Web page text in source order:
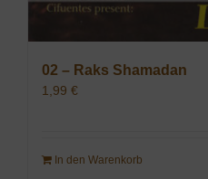
02 – Raks Shamadan
1,99 €
In den Warenkorb